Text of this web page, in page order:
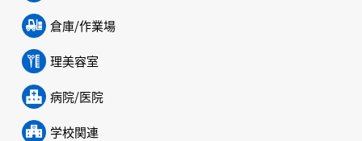
倉庫/作業場
理美容室
病院/医院
学校関連